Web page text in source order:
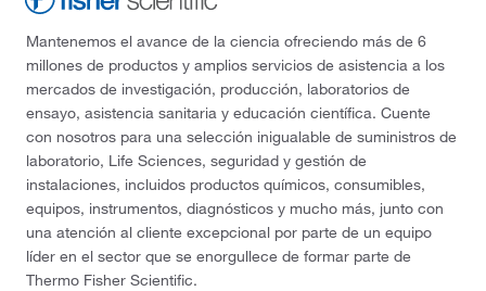
Mantenemos el avance de la ciencia ofreciendo más de 6
millones de productos y amplios servicios de asistencia a los
mercados de investigación, producción, laboratorios de
ensayo, asistencia sanitaria y educación científica. Cuente
con nosotros para una selección inigualable de suministros de
laboratorio, Life Sciences, seguridad y gestión de
instalaciones, incluidos productos químicos, consumibles,
equipos, instrumentos, diagnósticos y mucho más, junto con
una atención al cliente excepcional por parte de un equipo
líder en el sector que se enorgullece de formar parte de
Thermo Fisher Scientific.